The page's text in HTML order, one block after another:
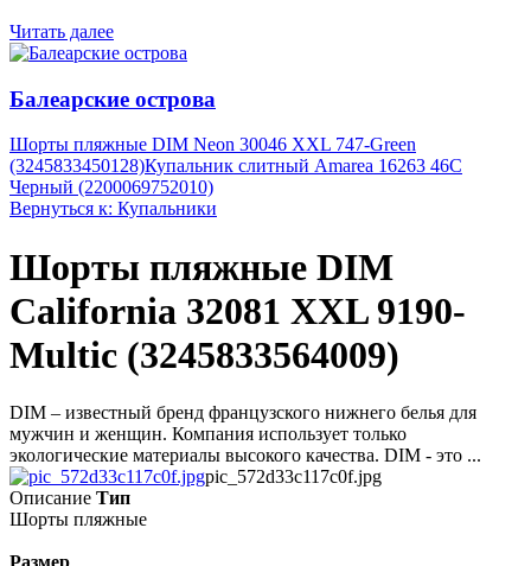
Читать далее
Балеарские острова
Шорты пляжные DIM Neon 30046 XXL 747-Green
(3245833450128)Купальник слитный Amarea 16263 46C
Черный (2200069752010)
Вернуться к: Купальники
Шорты пляжные DIM
California 32081 XXL 9190-
Multic (3245833564009)
DIM – известный бренд французского нижнего белья для
мужчин и женщин. Компания использует только
экологические материалы высокого качества. DIM - это ...
pic_572d33c117c0f.jpg
Описание Тип
Шорты пляжные